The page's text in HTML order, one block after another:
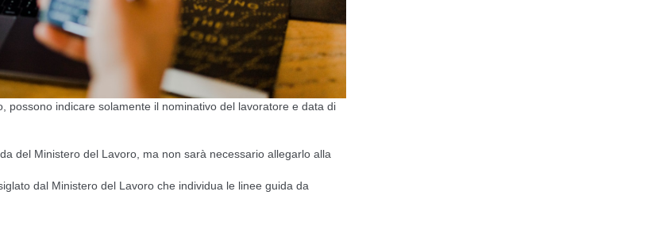
possono indicare solamente il nominativo del lavoratore e data di
del Ministero del Lavoro, ma non sarà necessario allegarlo alla
dal Ministero del Lavoro che individua le linee guida da